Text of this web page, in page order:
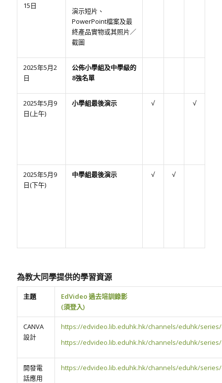
15日
演示短片、
PowerPoint檔案及最
終產品實物或其照片／
截圖
2025年5月2
日
公佈小學組及中學級的
8強名單
2025年5月9
日(上午)
小學組最後演示 √ √
2025年5月9
日(下午)
中學組最後演示 √ √
為教大同學提供的學習資源
主題
EdVideo 過去培訓錄影
(須登入)
CANVA
設計
https://edvideo.lib.eduhk.hk/channels/eduhk/
https://edvideo.lib.eduhk.hk/channels/eduhk/
開發電
話應用
https://edvideo.lib.eduhk.hk/channels/eduhk/